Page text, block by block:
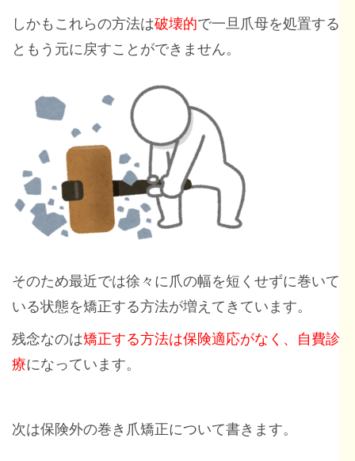
しかもこれらの方法は破壊的で一旦爪母を処置する
ともう元に戻すことができません。
そのため最近では徐々に爪の幅を短くせずに巻いて
いる状態を矯正する方法が増えてきています。
残念なのは矯正する方法は保険適応がなく、自費診
療になっています。
次は保険外の巻き爪矯正について書きます。